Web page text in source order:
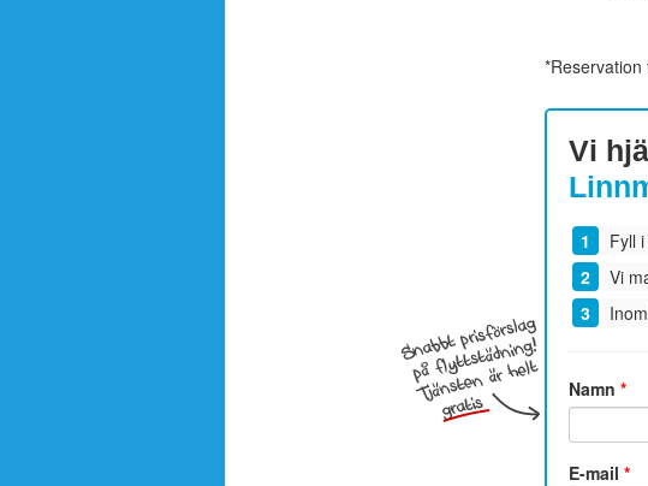
Vi
Fyll
Vi
Namn *
E-mail *